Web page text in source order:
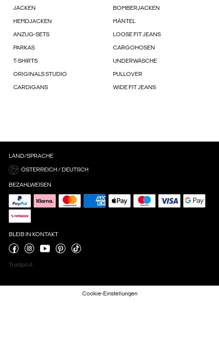
JACKEN BOMBERJACKEN
HEMDJACKEN MÄNTEL
ANZUG-SETS LOOSE FIT JEANS
PARKAS CARGOHOSEN
T-SHIRTS UNDERWÄSCHE
ORIGINALS STUDIO PULLOVER
CARDIGANS WIDE FIT JEANS
LAND/SPRACHE
ÖSTERREICH / DEUTSCH
BEZAHLWEISEN
BLEIB IN KONTAKT
Trustpilot
Cookie-Einstellungen